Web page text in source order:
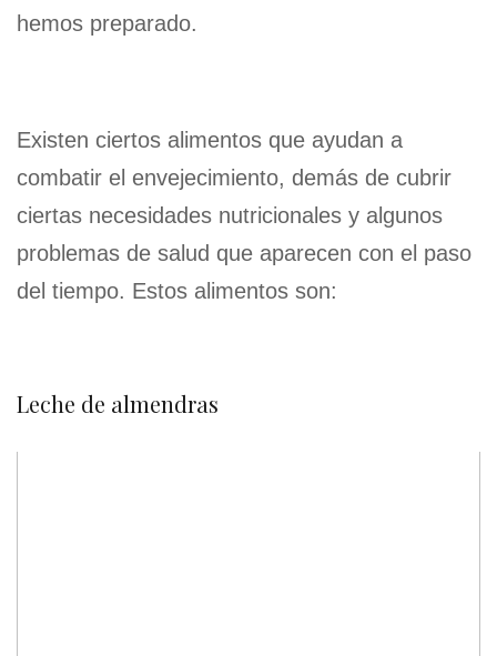
hemos preparado.
Existen ciertos alimentos que ayudan a
combatir el envejecimiento, demás de cubrir
ciertas necesidades nutricionales y algunos
problemas de salud que aparecen con el paso
del tiempo. Estos alimentos son:
Leche de almendras